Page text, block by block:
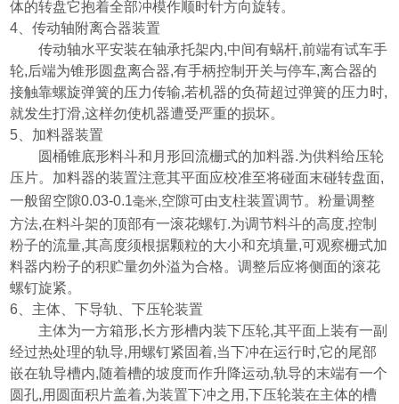
体的转盘它抱着全部冲模作顺时针方向旋转。
4 、传动轴附离合器装置
传动轴水平安装在轴承托架内,中间有蜗杆,前端有试车手
轮,后端为锥形圆盘离合器,有手柄控制开关与停车,离合器的
接触靠螺旋弹簧的压力传输,若机器的负荷超过弹簧的压力时,
就发生打滑,这样勿使机器遭受严重的损坏。
5 、加料器装置
圆桶锥底形料斗和月形回流栅式的加料器.为供料给压轮
压片。加料器的装置注意其平面应校准至将碰面末碰转盘面,
一般留空隙0.03-0.1毫米,空隙可由支柱装置调节。粉量调整
方法,在料斗架的顶部有一滚花螺钉.为调节料斗的高度,控制
粉子的流量,其高度须根据颗粒的大小和充填量,可观察栅式加
料器内粉子的积贮量勿外溢为合格。调整后应将侧面的滚花
螺钉旋紧。
6 、主体、下导轨、下压轮装置
主体为一方箱形,长方形槽内装下压轮,其平面上装有一副
经过热处理的轨导,用螺钉紧固着,当下冲在运行时,它的尾部
嵌在轨导槽内,随着槽的坡度而作升降运动,轨导的末端有一个
圆孔,用圆面积片盖着,为装置下冲之用 ,下压轮装在主体的槽